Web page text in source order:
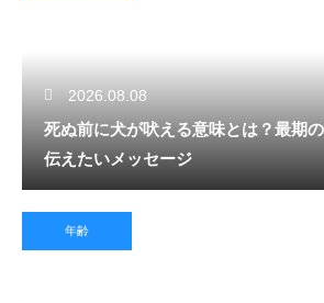
2026.08.08
死ぬ前に犬が吠える意味とは？最期
伝えたいメッセージ
年齢